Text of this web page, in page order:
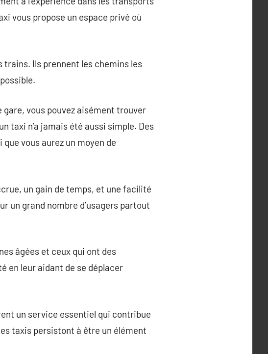
vous propose un espace privé où
Ils prennent les chemins les
vous pouvez aisément trouver
taxi n’a jamais été aussi simple. Des
vous aurez un moyen de
un gain de temps, et une facilité
un grand nombre d’usagers partout
âgées et ceux qui ont des
en leur aidant de se déplacer
un service essentiel qui contribue
taxis persistont à être un élément